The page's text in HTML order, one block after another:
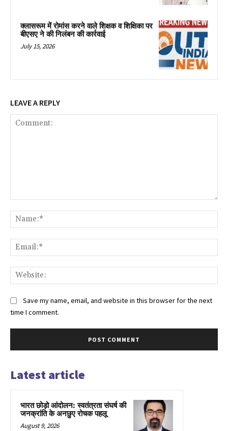
क्लासरूम में रोमांस करने वाले शिक्षक व शिक्षिका पर
बीएसए ने की निलंबन की कार्रवाई
July 15, 2026
LEAVE A REPLY
Save my name, email, and website in this browser for the next
time I comment.
Latest article
भारत छोड़ो आंदोलन: स्वतंत्रता संघर्ष की
जनक्रांति के अनछुए रोचक पहलू
August 9, 2026